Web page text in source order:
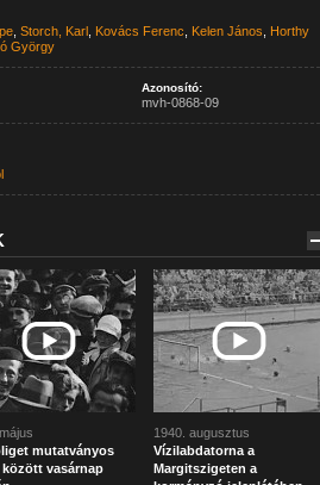
, Storch, Karl, Kovács Ferenc Kelen János
Horthy
György
Azonosító:
mvh-0868-09
mutatványos
vasárnap
1940. augusztus
Vízilabdatorna a
Margitszigeten a